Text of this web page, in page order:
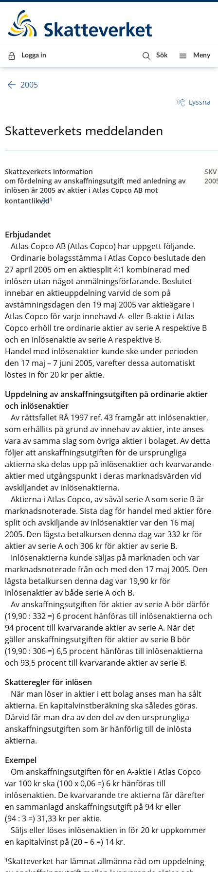
Till innehåll
Till navigationen
Till chattrobot
Logga in Sök Meny
2005
Lyssna
Skatteverkets meddelanden
Skatteverkets information
om fördelning av anskaffningsutgift med anledning av
inlösen år 2005 av aktier i Atlas Copco AB mot
kontantlikvid¹
Erbjudandet
Atlas Copco AB (Atlas Copco) har uppgett följande.
Ordinarie bolagsstämma i Atlas Copco beslutade den
27 april 2005 om en aktiesplit 4:1 kombinerad med
inlösen utan något anmälningsförfarande. Beslutet
innebar en aktieuppdelning varvid de som på
avstämningsdagen den 19 maj 2005 var aktieägare i
Atlas Copco för varje innehavd A- eller B-aktie i Atlas
Copco erhöll tre ordinarie aktier av serie A respektive B
och en inlösenaktie av serie A respektive B.
Handel med inlösenaktier kunde ske under perioden
den 17 maj – 7 juni 2005, varefter dessa automatiskt
löstes in för 20 kr per aktie.
Uppdelning av anskaffningsutgiften på ordinarie aktier
och inlösenaktier
Av rättsfallet RÅ 1997 ref. 43 framgår att inlösenaktier,
som erhållits på grund av innehav av aktier, inte anses
vara av samma slag som övriga aktier i bolaget. Av detta
följer att anskaffningsutgiften för de ursprungliga
aktierna ska delas upp på inlösenaktier och kvarvarande
aktier med utgångspunkt i deras marknadsvärden vid
avskiljandet av inlösenaktierna.
Aktierna i Atlas Copco, av såväl serie A som serie B är
marknadsnoterade. Sista dag för handel med aktier före
split och avskiljande av inlösenaktier var den 16 maj
2005. Den lägsta betalkursen denna dag var 332 kr för
aktier av serie A och 306 kr för aktier av serie B.
Inlösenaktierna kunde säljas på marknaden och var
marknadsnoterade från och med den 17 maj 2005. Den
lägsta betalkursen denna dag var 19,90 kr för
inlösenaktier av både serie A och B.
Av anskaffningsutgiften för aktier av serie A bör därför
(19,90 : 332 =) 6 procent hänföras till inlösenaktierna och
94 procent till kvarvarande aktier av serie A. När det
gäller anskaffningsutgiften för aktier av serie B bör
(19,90 : 306 =) 6,5 procent hänföras till inlösenaktierna
och 93,5 procent till kvarvarande aktier av serie B.
Skatteregler för inlösen
När man löser in aktier i ett bolag anses man ha sålt
aktierna. En kapitalvinstberäkning ska således göras.
Därvid får man dra av den del av den ursprungliga
anskaffningsutgiften som är hänförlig till de inlösta
aktierna.
Exempel
Om anskaffningsutgiften för en A-aktie i Atlas Copco
var 100 kr ska (100 x 0,06 =) 6 kr hänföras till
inlösenaktien. De kvarvarande tre aktierna får därefter
en sammanlagd anskaffningsutgift på 94 kr eller
(94 : 3 =) 31,33 kr per aktie.
Säljs eller löses inlösenaktien in för 20 kr uppkommer
en kapitalvinst på (20 – 6 =) 14 kr.
¹Skatteverket har lämnat allmänna råd om uppdelning